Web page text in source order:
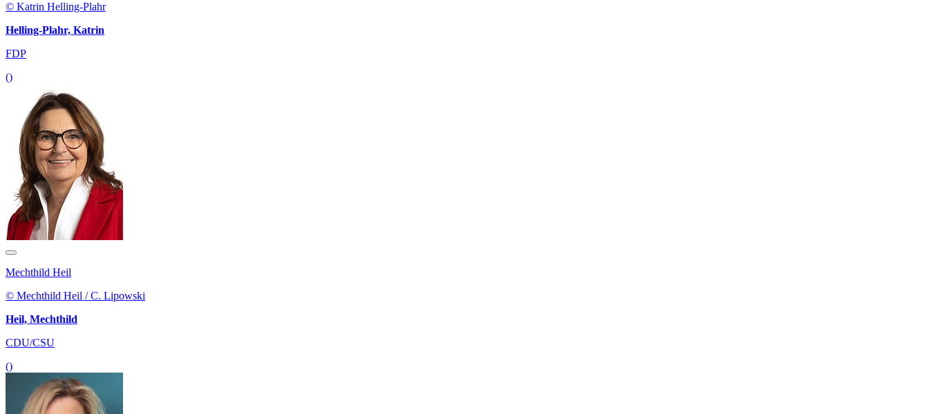
© Katrin Helling-Plahr
Helling-Plahr, Katrin
FDP
()
Mechthild Heil
© Mechthild Heil / C. Lipowski
Heil, Mechthild
CDU/CSU
()